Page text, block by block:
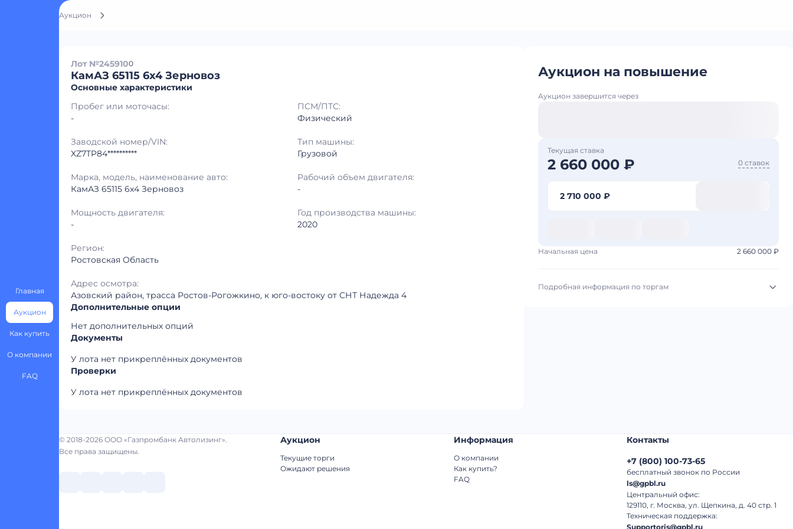
Главная
Аукцион
Как купить
О компании
FAQ
Аукцион
Лот №2459100
КамАЗ 65115 6x4 Зерновоз
Основные характеристики
Пробег или моточасы:
-
ПСМ/ПТС:
Физический
Заводской номер/VIN:
XZ7TP84**********
Тип машины:
Грузовой
Марка, модель, наименование авто:
КамАЗ 65115 6x4 Зерновоз
Рабочий объем двигателя:
-
Мощность двигателя:
-
Год производства машины:
2020
Регион:
Ростовская Область
Адрес осмотра:
Азовский район, трасса Ростов-Рогожкино, к юго-востоку от СНТ Надежда 4
Дополнительные опции
Нет дополнительных опций
Документы
У лота нет прикреплённых документов
Проверки
У лота нет прикреплённых документов
Аукцион на повышение
Аукцион завершится через
Текущая ставка
2 660 000 ₽ 0 ставок
2 710 000 ₽
Начальная цена 2 660 000 ₽
Подробная информация по торгам
-
Ростовская Область
© 2018-2026 ООО «Газпромбанк Автолизинг».
Все права защищены.
Аукцион
Текущие торги
Ожидают решения
Информация
О компании
Как купить?
FAQ
Контакты
+7 (800) 100-73-65
бесплатный звонок по России
ls@gpbl.ru
Центральный офис:
129110, г. Москва, ул. Щепкина, д. 40 стр. 1
Техническая поддержка:
Supportoris@gpbl.ru